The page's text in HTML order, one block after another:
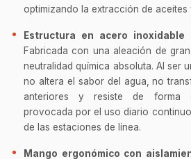
optimizando la extracción de aceites
Estructura en acero inoxidable
Fabricada con una aleación de
neutralidad química absoluta. Al ser
no altera el sabor del agua, no
anteriores y resiste de forma
provocada por el uso diario
de las estaciones de línea.
Mango ergonómico con